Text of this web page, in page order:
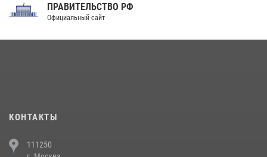
Праздник «Один день с Росгвардией» к 105-летию Центрального
напавших на бригаду скорой помощи (видео)
ПРАВИТЕЛЬСТВО РФ
Официальный сайт
КОНТАКТЫ
111250